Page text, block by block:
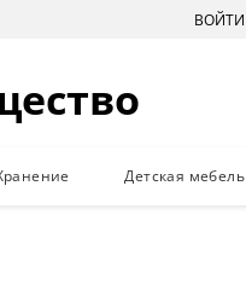
ВОЙТИ
Детская мебель